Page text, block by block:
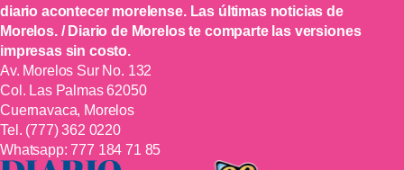
diario acontecer morelense. Las últimas noticias de
Morelos. / Diario de Morelos te comparte las versiones
impresas sin costo.
Av. Morelos Sur No. 132
Col. Las Palmas 62050
Cuernavaca, Morelos
Tel. (777) 362 0220
Whatsapp:777 184 71 85